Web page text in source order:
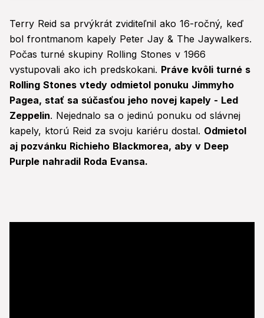
Terry Reid sa prvýkrát zviditeľnil ako 16-ročný, keď
bol frontmanom kapely Peter Jay & The Jaywalkers.
Počas turné skupiny Rolling Stones v 1966
vystupovali ako ich predskokani. Práve kvôli turné s
Rolling Stones vtedy odmietol ponuku Jimmyho
Pagea, stať sa súčasťou jeho novej kapely - Led
Zeppelin. Nejednalo sa o jedinú ponuku od slávnej
kapely, ktorú Reid za svoju kariéru dostal. Odmietol
aj pozvánku Richieho Blackmorea, aby v Deep
Purple nahradil Roda Evansa.